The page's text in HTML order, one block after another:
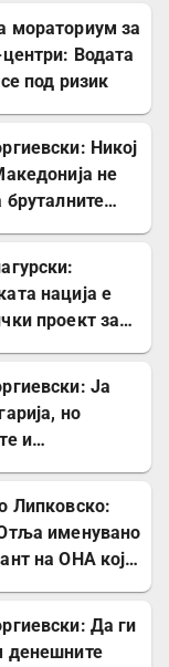
мораториум за
Водата
под ризик
Никој
не
бруталните
нација е
проект за
Ја
но
и
Липковско:
именувано
на ОНА кој
Да ги
денешните